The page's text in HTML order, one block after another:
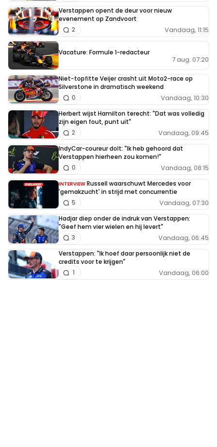
Verstappen opent de deur voor nieuw
evenement op Zandvoort
Vandaag, 11:15
2
Vacature: Formule 1-redacteur
7 aug. 07:20
Niet-topfitte Veijer crasht uit Moto2-race op
Silverstone in dramatisch weekend
Vandaag, 10:30
0
Herbert wijst Hamilton terecht: "Dat was volledig
zijn eigen fout, punt uit"
Vandaag, 09:45
2
IndyCar-coureur dolt: "Ik heb gehoord dat
Verstappen hierheen zou komen!"
Vandaag, 08:15
0
INTERVIEW Russell waarschuwt Mercedes voor
'gemakzucht' in strijd met concurrentie
Vandaag, 07:30
5
Hadjar diep onder de indruk van Verstappen:
"Geef hem vier wielen en hij levert"
Vandaag, 06:45
3
Verstappen: "Ik hoef daar persoonlijk niet de
credits voor te krijgen"
Vandaag, 06:00
1